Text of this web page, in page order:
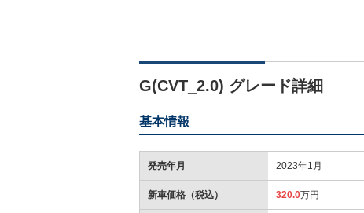
G(CVT_2.0) グレード詳細
基本情報
発売年月 2023年1月
新車価格（税込） 320.0万円